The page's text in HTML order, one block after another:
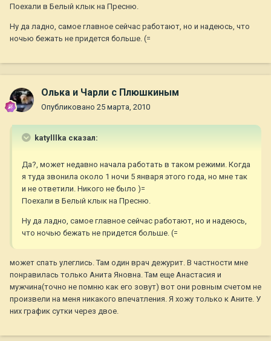
Поехали в Белый клык на Пресню.
Ну да ладно, самое главное сейчас работают, но и надеюсь, что
ночью бежать не придется больше. (=
Олька и Чарли с Плюшкиным
Опубликовано 25 марта, 2010
katylllka сказал:
Да?, может недавно начала работать в таком режими. Когда
я туда звонила около 1 ночи 5 января этого года, но мне так
и не ответили. Никого не было )=
Поехали в Белый клык на Пресню.
Ну да ладно, самое главное сейчас работают, но и надеюсь,
что ночью бежать не придется больше. (=
может спать улеглись. Там один врач дежурит. В частности мне
понравилась только Анита Яновна. Там еще Анастасия и
мужчина(точно не помню как его зовут) вот они ровным счетом не
произвели на меня никакого впечатления. Я хожу только к Аните. У
них график сутки через двое.